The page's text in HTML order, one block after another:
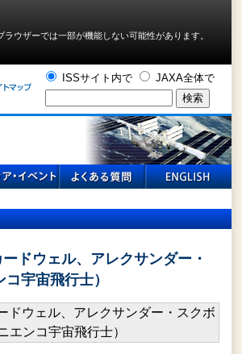
ウザーでは⼀部が機能しない可能性があります。
ISSサイト内で JAXA全体で
ドウェル、アレクサンダー・
宇宙飛行士）